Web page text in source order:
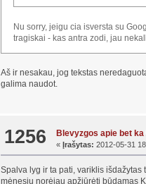
Nu sorry, jeigu cia isversta su
tragiskai - kas antra zodi, jau
Aš ir nesakau, jog tekstas
galima naudot.
1256 Blevyzgos apie bet ka
«Įrašytas: 2012-05-31
Spalva lyg ir ta pati, variklis
mėnesių norėjau apžiūrėti būdamas